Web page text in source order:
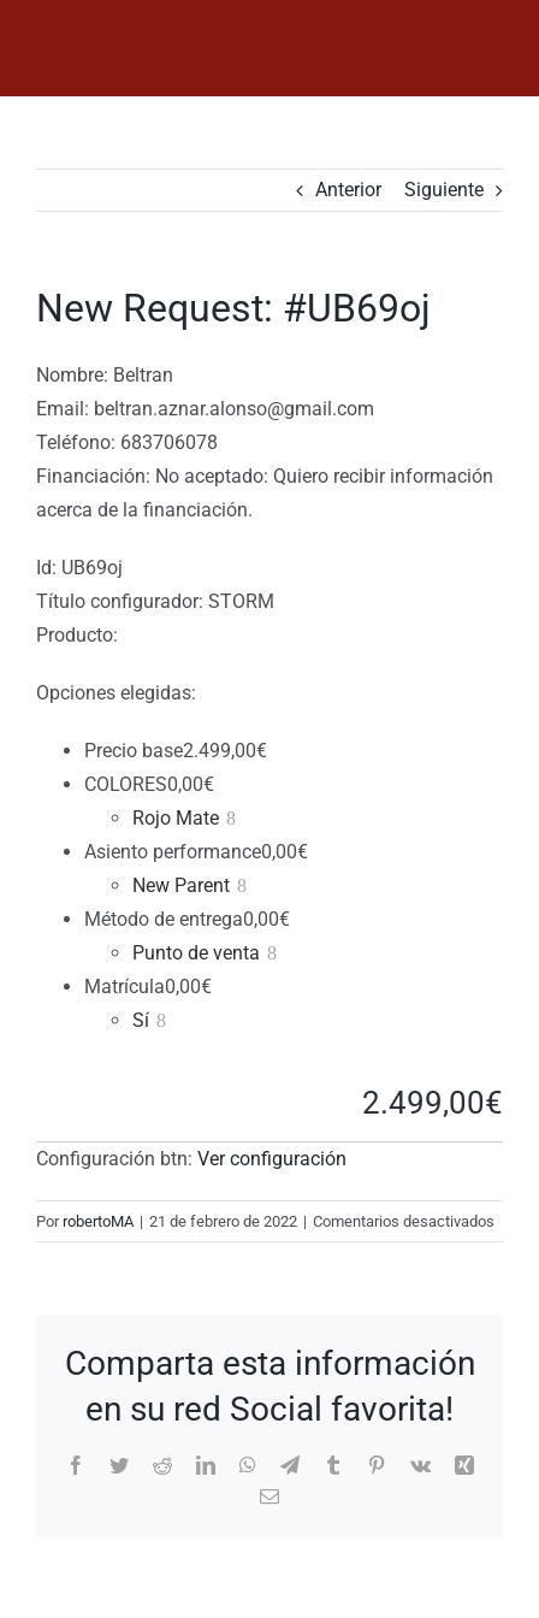
Anterior Siguiente
New Request: #UB69oj
Nombre: Beltran
Email: beltran.aznar.alonso@gmail.com
Teléfono: 683706078
Financiación: No aceptado: Quiero recibir información
acerca de la financiación.
Id: UB69oj
Título configurador: STORM
Producto:
Opciones elegidas:
Precio base2.499,00€
COLORES0,00€
Rojo Mate
Asiento performance0,00€
New Parent
Método de entrega0,00€
Punto de venta
Matrícula0,00€
Sí
2.499,00€
Configuración btn: Ver configuración
PorrobertoMA | 21 de febrero de 2022 | Comentarios desactivados
New
Comparta esta información
en su red Social favorita!
Facebook
TwitterRedditLinkedInWhatsApp
TelegramTumblrPinterest
Vk
Xing
Correo